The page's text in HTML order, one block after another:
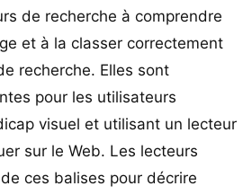
de recherche à comprendre
et à la classer correctement
recherche. Elles sont
pour les utilisateurs
visuel et utilisant un lecteur
sur le Web. Les lecteurs
ces balises pour décrire